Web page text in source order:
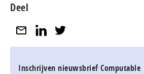
Deel
Inschrijven nieuwsbrief Computable